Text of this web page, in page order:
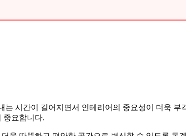
시간이 길어지면서 인테리어의 중요성이 더욱 부
중요합니다.